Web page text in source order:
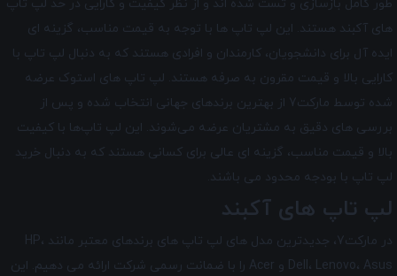
طور کامل بازسازی و تست شده اند و از نظر کیفیت و کارایی در حد لپ تاپ
های آکبند هستند. این لپ تاپ ها با توجه به قیمت مناسب، گزینه ای
ایده آل برای دانشجویان، کارمندان و افرادی هستند که به دنبال لپ تاپ با
کارایی بالا و قیمت مقرون به صرفه هستند. لپ تاپ‌ های استوک عرضه
شده توسط مارکت7 از بهترین برندهای جهانی انتخاب شده و پس از
بررسی‌ های دقیق به مشتریان عرضه می‌شوند. این لپ تاپ‌ها با کیفیت
بالا و قیمت مناسب، گزینه ‌ای عالی برای کسانی هستند که به دنبال خرید
لپ تاپ با بودجه محدود می‌ باشند.
لپ تاپ های آکبند
در مارکت7، جدیدترین مدل های لپ تاپ های برندهای معتبر مانند HP،
Dell، Lenovo، Asus و Acer را با ضمانت رسمی شرکت ارائه می دهیم. این